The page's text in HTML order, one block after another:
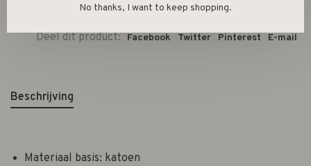
Deel dit product: Facebook Twitter Pinterest E-mail
Beschrijving
Materiaal basis: katoen
No thanks, I want to keep shopping.